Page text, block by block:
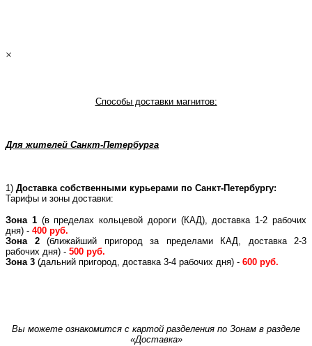
×
Способы доставки магнитов:
Для жителей Санкт-Петербурга
1) Доставка собственными курьерами по Санкт-Петербургу:
Тарифы и зоны доставки:
Зона 1(в пределах кольцевой дороги (КАД), доставка 1-2 рабочих
дня) - 400 руб.
Зона 2(ближайший пригород за пределами КАД, доставка 2-3
рабочих дня) - 500 руб.
Зона 3 (дальний пригород, доставка 3-4 рабочих дня) - 600 руб.
Вы можете ознакомится с картой разделения по Зонам в разделе
«Доставка»